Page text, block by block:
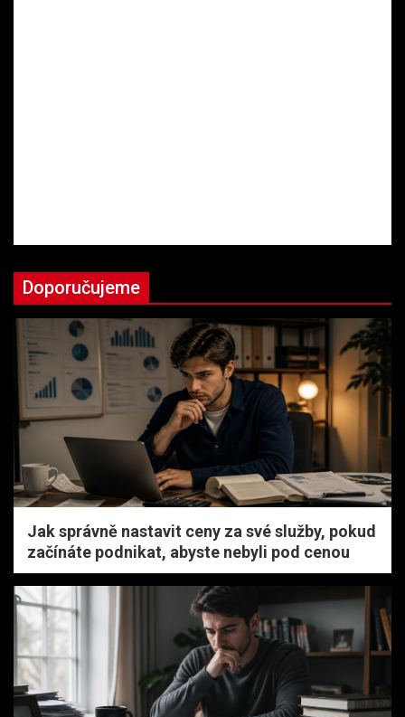
Doporučujeme
Jak správně nastavit ceny za své služby, pokud
začínáte podnikat, abyste nebyli pod cenou